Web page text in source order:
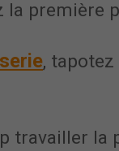
la première
,
travailler la